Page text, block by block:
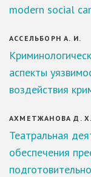
modern social
АССЕЛЬБОРН А. И.
аспекты
воздействия
АХМЕТЖАНОВА Д. Х.
Театральная
обеспечения